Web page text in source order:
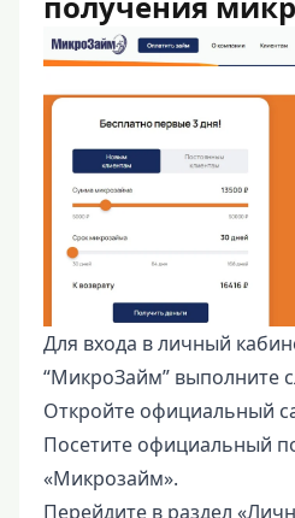
Для входа в личный
“МикроЗайм” выполните
Откройте официальный
Посетите официальный
«Микрозайм».
Перейдите в раздел